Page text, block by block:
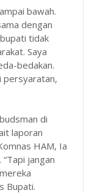
bawah.
dengan
tidak
Saya
bedakan.
persyaratan,
di
laporan
HAM, Ia
jangan
Bupati.